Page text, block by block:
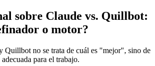
sobre Claude vs. Quillbot:
o motor?
Quillbot no se trata de cuál es "mejor", sino de
para el trabajo.